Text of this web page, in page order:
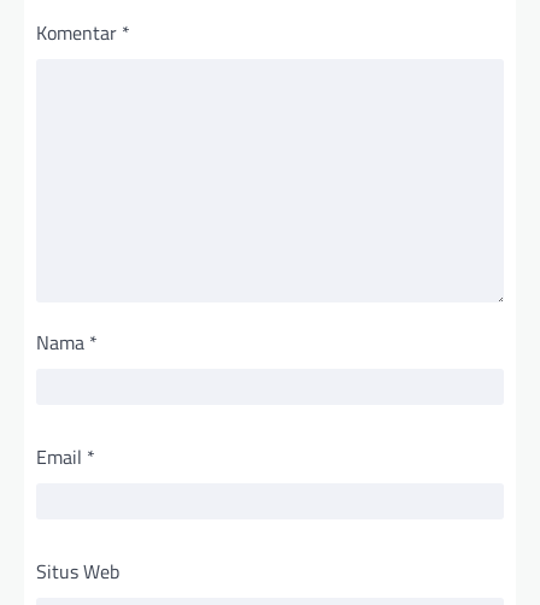
Komentar *
Nama *
Email *
Situs Web